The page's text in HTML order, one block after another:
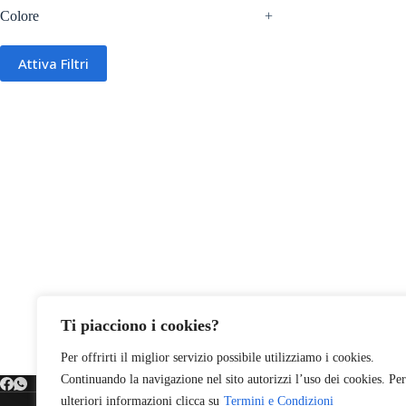
Ti piacciono i cookies?
Per offrirti il miglior servizio possibile utilizziamo i cookies.
Continuando la navigazione nel sito autorizzi l’uso dei cookies. Per
ulteriori informazioni clicca su Termini e Condizioni
Colore +
Attiva Filtri